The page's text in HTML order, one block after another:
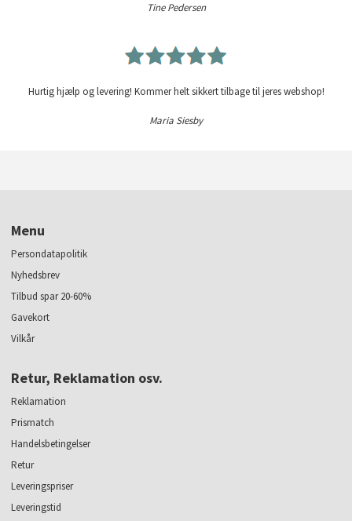
Tine Pedersen
Hurtig hjælp og levering! Kommer helt sikkert tilbage til jeres webshop!
Maria Siesby
Menu
Persondatapolitik
Nyhedsbrev
Tilbud spar 20-60%
Gavekort
Vilkår
Retur, Reklamation osv.
Reklamation
Prismatch
Handelsbetingelser
Retur
Leveringspriser
Leveringstid